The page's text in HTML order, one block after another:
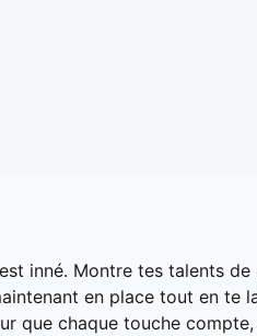
inné. Montre tes talents de
en place tout en te
que chaque touche